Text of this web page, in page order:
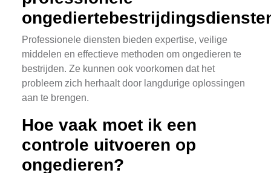
Professionele diensten bieden expertise, veilige
middelen en effectieve methoden om ongedieren te
bestrijden. Ze kunnen ook voorkomen dat het
probleem zich herhaalt door langdurige oplossingen
aan te brengen.
Hoe vaak moet ik een
controle uitvoeren op
ongedieren?